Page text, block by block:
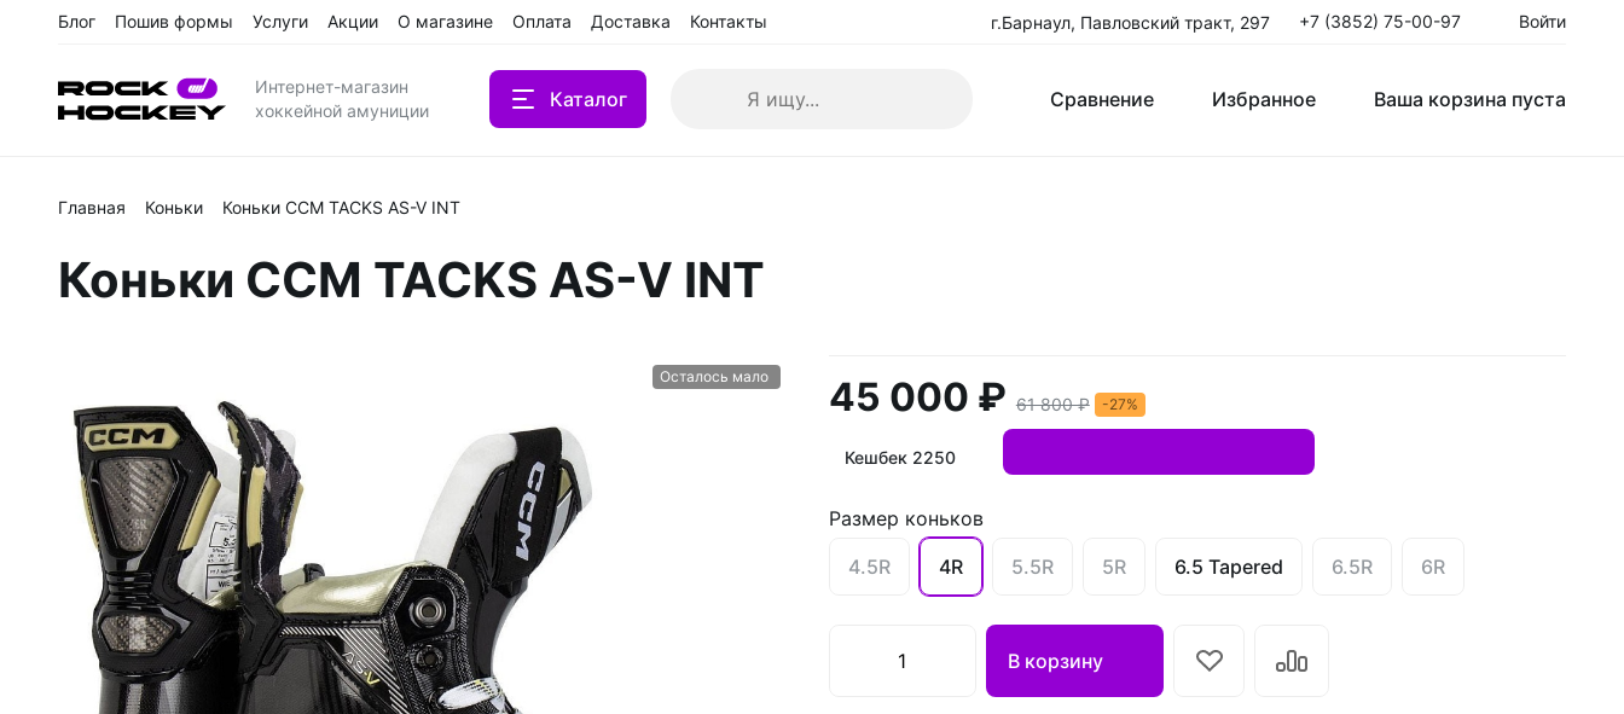
Блог Пошив формы Услуги Акции О магазине Оплата Доставка Контакты г.Барнаул, Павловский тракт, 297 +7 (3852) 75-00-97 Войти
Интернет-магазин
хоккейной амуниции
Каталог Сравнение Избранное Ваша корзина пуста
Вратарские клюшки
Клюшки БУ
Главная Коньки Коньки CCM TACKS AS-V INT
Коньки CCM TACKS AS-V INT
Осталось мало 45 000 ₽ 61 800 ₽ -27%
Кешбек 2250
Размер коньков
4.5R
4R 5.5R 5R 6.5 Tapered 6.5R 6R
В корзину